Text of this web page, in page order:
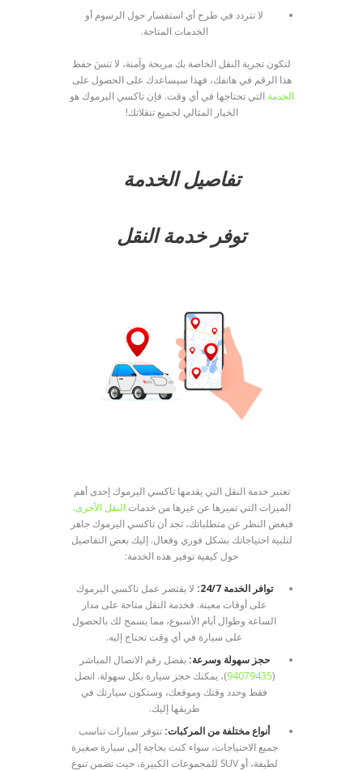
لا تتردد في طرح أي استفسار حول الرسوم أو
الخدمات المتاحة.
لتكون تجربة النقل الخاصة بك مريحة وآمنة، لا تنسَ حفظ
هذا الرقم في هاتفك، فهذا سيساعدك على الحصول على
الخدمة التي تحتاجها في أي وقت. فإن تاكسي اليرموك هو
الخيار المثالي لجميع تنقلاتك!
تفاصيل الخدمة
توفر خدمة النقل
تعتبر خدمة النقل التي يقدمها تاكسي اليرموك إحدى أهم
الميزات التي تميزها عن غيرها من خدماتالنقل الأخرى.
فبغض النظر عن متطلباتك، تجد أن تاكسي اليرموك جاهز
لتلبية احتياجاتك بشكل فوري وفعال. إليك بعض التفاصيل
حول كيفية توفير هذه الخدمة:
توافر الخدمة 24/7:
لا يقتصر عمل تاكسي اليرموك
على أوقات معينة. فخدمة النقل متاحة على مدار
الساعة وطوال أيام الأسبوع، مما يسمح لك بالحصول
على سيارة في أي وقت تحتاج إليه.
حجز سهولة وسرعة: بفضل رقم الاتصال المباشر
(
94079435)، يمكنك حجز سيارة بكل سهولة. اتصل
فقط وحدد وقتك وموقعك، وستكون سيارتك في
طريقها إليك.
أنواع مختلفة من المركبات: تتوفر سيارات تناسب
جميع الاحتياجات، سواء كنت بحاجة إلى سيارة صغيرة
لطيفة، أو SUV للمجموعات الكبيرة، حيث تضمن تنوع